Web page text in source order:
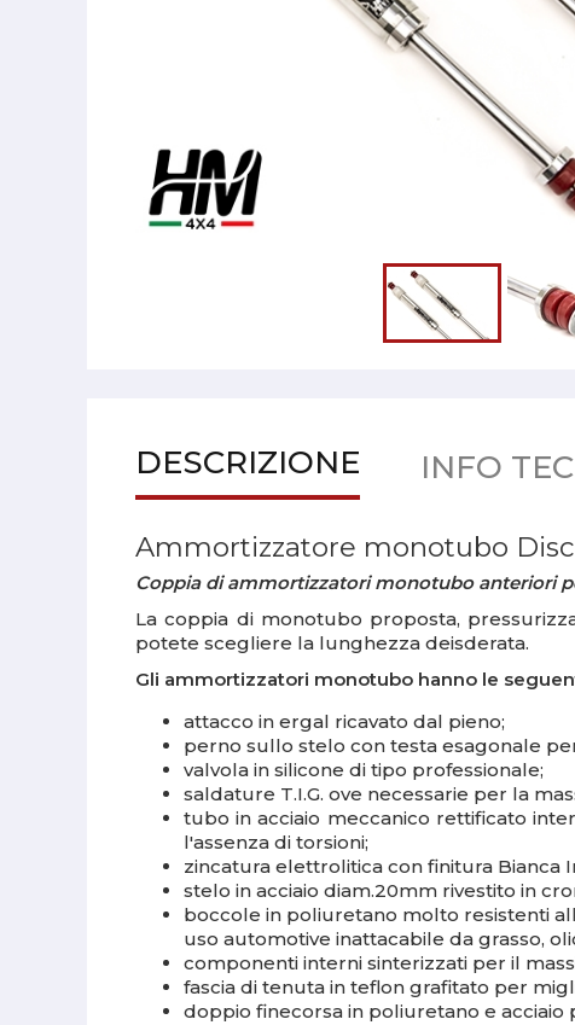
DESCRIZIONE INFO
Ammortizzatore monotubo
Coppia di ammortizzatori monotubo anteriori
La coppia di monotubo proposta,
potete scegliere la lunghezza deisderata.
Gli ammortizzatori monotubo hanno le
attacco in ergal ricavato dal pieno;
perno sullo stelo con testa esagonale
valvola in silicone di tipo professionale;
saldature T.I.G. ove necessarie per la
tuboin acciaio meccanico rettificato
l'assenza di torsioni;
zincatura elettrolitica con finitura Bianca
stelo in acciaio diam.20mm rivestito in
boccole in poliuretano molto resistenti
uso automotive inattacabile da grasso,
componenti interni sinterizzati per il
fascia di tenuta in teflon grafitato per
doppio finecorsa in poliuretano e acciaio